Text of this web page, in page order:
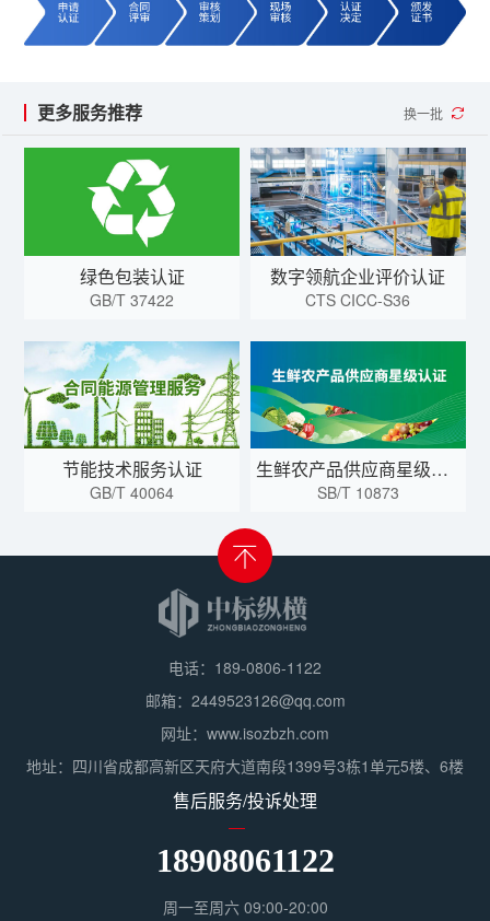
更多服务推荐 换一批
绿色包装认证
GB/T 37422
数字领航企业评价认证
CTS CICC-S36
节能技术服务认证
GB/T 40064
生鲜农产品供应商星级认证
SB/T 10873
电话：189-0806-1122
邮箱：2449523126@qq.com
网址：www.isozbzh.com
地址：四川省成都高新区天府大道南段1399号3栋1单元5楼、6楼
售后服务/投诉处理
18908061122
周一至周六 09:00-20:00